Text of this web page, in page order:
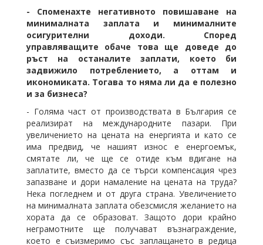
- Споменахте негативното повишаване на
минималната заплата и минималните
осигурителни доходи. Според
управляващите обаче това ще доведе до
ръст на останалите заплати, което би
задвижило потреблението, а оттам и
икономиката. Тогава то няма ли да е полезно
и за бизнеса?
- Голяма част от производствата в България се
реализират на международните пазари. При
увеличението на цената на енергията и като се
има предвид, че нашият износ е енергоемък,
смятате ли, че ще се отиде към вдигане на
заплатите, вместо да се търси компенсация чрез
запазване и дори намаление на цената на труда?
Нека погледнем и от друга страна. Увеличението
на минималната заплата обезсмисля желанието на
хората да се образоват. Защото дори крайно
неграмотните ще получават възнаграждение,
което е съизмеримо със заплащането в редица